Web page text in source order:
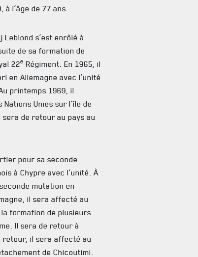
l’âge de 77 ans.
Leblond s’est enrôlé à
de sa formation de
22e Régiment. En 1965, il
en Allemagne avec l’unité
printemps 1969, il
Unies sur l’île de
sera de retour au pays au
pour sa seconde
à Chypre avec l’unité. À
mutation en
il sera affecté au
formation de plusieurs
Il sera de retour à
retour, il sera affecté au
de Chicoutimi.